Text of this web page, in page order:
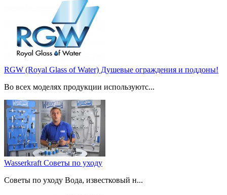
RGW (Royal Glass of Water) Душевые ограждения и поддоны!
Во всех моделях продукции используютс...
Wasserkraft Советы по уходу
Советы по уходу Вода, известковый н...